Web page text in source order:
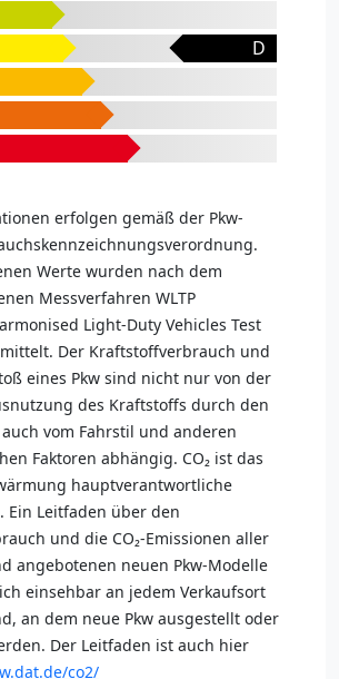
D
erfolgen gemäß der Pkw-
Werte wurden nach dem
Messverfahren WLTP
Light-Duty Vehicles Test
Der Kraftstoffverbrauch und
eines Pkw sind nicht nur von der
des Kraftstoffs durch den
vom Fahrstil und anderen
Faktoren abhängig. CO₂ ist das
hauptverantwortliche
Ein Leitfaden über den
und die CO₂-Emissionen aller
angebotenen neuen Pkw-Modelle
einsehbar an jedem Verkaufsort
an dem neue Pkw ausgestellt oder
Der Leitfaden ist auch hier
co2/